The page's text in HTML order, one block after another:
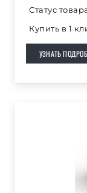
Статус
Купить в 1
УЗНАТЬ